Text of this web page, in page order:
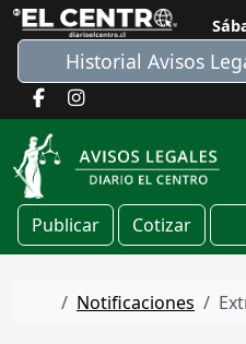
Skip to content
Historial Avisos
Publicar Cotizar
Home
Notificaciones